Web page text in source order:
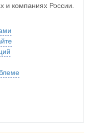
и компаниях России.